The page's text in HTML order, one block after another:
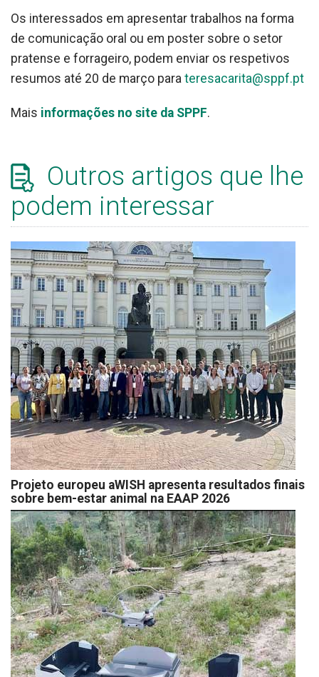
Os interessados em apresentar trabalhos na forma
de comunicação oral ou em poster sobre o setor
pratense e forrageiro, podem enviar os respetivos
resumos até 20 de março para teresacarita@sppf.pt
Mais informações no site da SPPF.
Outros artigos que lhe
podem interessar
Projeto europeu aWISH apresenta resultados finais
sobre bem-estar animal na EAAP 2026